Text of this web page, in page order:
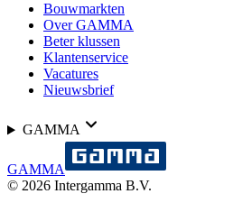
Bouwmarkten
Over GAMMA
Beter klussen
Klantenservice
Vacatures
Nieuwsbrief
GAMMA
GAMMA
© 2026 Intergamma B.V.